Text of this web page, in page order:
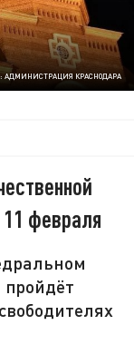
АДМИНИСТРАЦИЯ КРАСНОДАРА
февраля